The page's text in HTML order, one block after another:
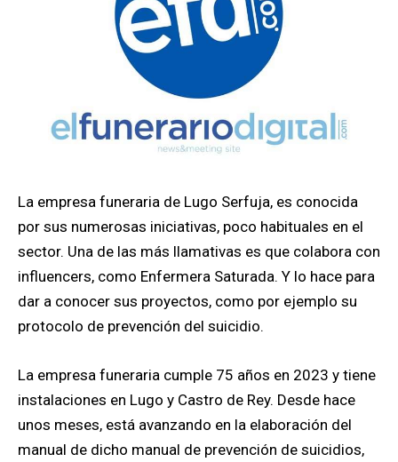
La empresa funeraria de Lugo Serfuja, es conocida
por sus numerosas iniciativas, poco habituales en el
sector. Una de las más llamativas es que colabora con
influencers, como Enfermera Saturada. Y lo hace para
dar a conocer sus proyectos, como por ejemplo su
protocolo de prevención del suicidio.
La empresa funeraria cumple 75 años en 2023 y tiene
instalaciones en Lugo y Castro de Rey. Desde hace
unos meses, está avanzando en la elaboración del
manual de dicho manual de prevención de suicidios,